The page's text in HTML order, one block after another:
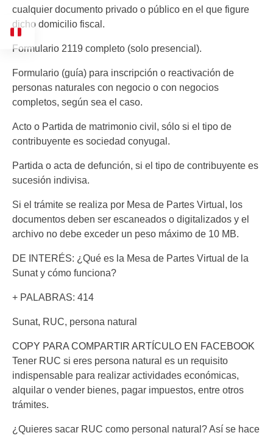
cualquier documento privado o público en el que figure
dicho domicilio fiscal.
Formulario 2119 completo (solo presencial).
Formulario (guía) para inscripción o reactivación de
personas naturales con negocio o con negocios
completos, según sea el caso.
Acto o Partida de matrimonio civil, sólo si el tipo de
contribuyente es sociedad conyugal.
Partida o acta de defunción, si el tipo de contribuyente es
sucesión indivisa.
Si el trámite se realiza por Mesa de Partes Virtual, los
documentos deben ser escaneados o digitalizados y el
archivo no debe exceder un peso máximo de 10 MB.
DE INTERÉS: ¿Qué es la Mesa de Partes Virtual de la
Sunat y cómo funciona?
+ PALABRAS: 414
Sunat, RUC, persona natural
COPY PARA COMPARTIR ARTÍCULO EN FACEBOOK
Tener RUC si eres persona natural es un requisito
indispensable para realizar actividades económicas,
alquilar o vender bienes, pagar impuestos, entre otros
trámites.
¿Quieres sacar RUC como personal natural? Así se hace